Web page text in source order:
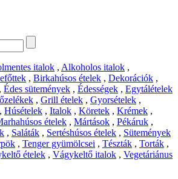
italok , Alkoholos italok ,
, Birkahúsos ételek , Dekorációk ,
, Édes sütemények , Édességek , Egytálételek
, Grill ételek , Gyorsételek ,
, Húsételek , Italok , Köretek , Krémek ,
ételek , Mártások , Pékáruk ,
, Saláták , Sertéshúsos ételek , Sütemények
, Tenger gyümölcsei , Tészták , Torták ,
ételek , Vágykeltő italok , Vegetáriánus